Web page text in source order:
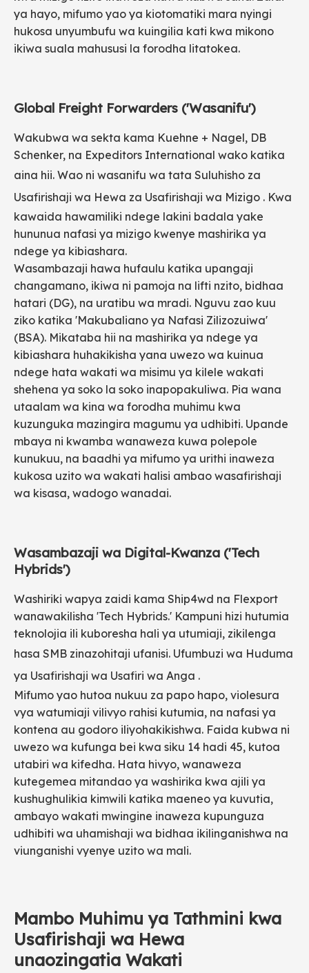
ya hayo, mifumo yao ya kiotomatiki mara nyingi
hukosa unyumbufu wa kuingilia kati kwa mikono
ikiwa suala mahususi la forodha litatokea.
Global Freight Forwarders ('Wasanifu')
Wakubwa wa sekta kama Kuehne + Nagel, DB
Schenker, na Expeditors International wako katika
aina hii. Wao ni wasanifu wa tata Suluhisho za
Usafirishaji wa Hewa za Usafirishaji wa Mizigo . Kwa
kawaida hawamiliki ndege lakini badala yake
hununua nafasi ya mizigo kwenye mashirika ya
ndege ya kibiashara.
Wasambazaji hawa hufaulu katika upangaji
changamano, ikiwa ni pamoja na lifti nzito, bidhaa
hatari (DG), na uratibu wa mradi. Nguvu zao kuu
ziko katika 'Makubaliano ya Nafasi Zilizozuiwa'
(BSA). Mikataba hii na mashirika ya ndege ya
kibiashara huhakikisha yana uwezo wa kuinua
ndege hata wakati wa misimu ya kilele wakati
shehena ya soko la soko inapopakuliwa. Pia wana
utaalam wa kina wa forodha muhimu kwa
kuzunguka mazingira magumu ya udhibiti. Upande
mbaya ni kwamba wanaweza kuwa polepole
kunukuu, na baadhi ya mifumo ya urithi inaweza
kukosa uzito wa wakati halisi ambao wasafirishaji
wa kisasa, wadogo wanadai.
Wasambazaji wa Digital-Kwanza ('Tech
Hybrids')
Washiriki wapya zaidi kama Ship4wd na Flexport
wanawakilisha 'Tech Hybrids.' Kampuni hizi hutumia
teknolojia ili kuboresha hali ya utumiaji, zikilenga
hasa SMB zinazohitaji ufanisi. Ufumbuzi wa Huduma
ya Usafirishaji wa Usafiri wa Anga .
Mifumo yao hutoa nukuu za papo hapo, violesura
vya watumiaji vilivyo rahisi kutumia, na nafasi ya
kontena au godoro iliyohakikishwa. Faida kubwa ni
uwezo wa kufunga bei kwa siku 14 hadi 45, kutoa
utabiri wa kifedha. Hata hivyo, wanaweza
kutegemea mitandao ya washirika kwa ajili ya
kushughulikia kimwili katika maeneo ya kuvutia,
ambayo wakati mwingine inaweza kupunguza
udhibiti wa uhamishaji wa bidhaa ikilinganishwa na
viunganishi vyenye uzito wa mali.
Mambo Muhimu ya Tathmini kwa
Usafirishaji wa Hewa
unaozingatia Wakati